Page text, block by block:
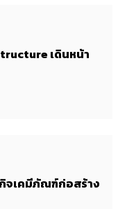
เดินหน้า
จเคมีภัณฑ์ก่อสร้าง